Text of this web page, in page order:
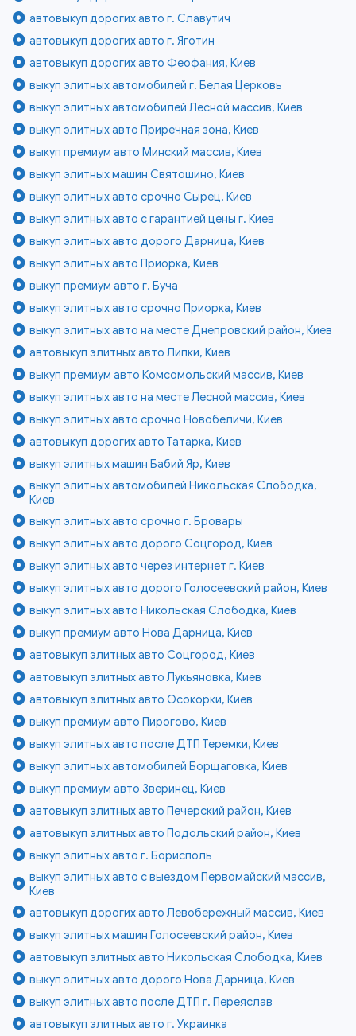
автовыкуп дорогих авто г. Славутич
автовыкуп дорогих авто г. Яготин
автовыкуп дорогих авто Феофания, Киев
выкуп элитных автомобилей г. Белая Церковь
выкуп элитных автомобилей Лесной массив, Киев
выкуп элитных авто Приречная зона, Киев
выкуп премиум авто Минский массив, Киев
выкуп элитных машин Святошино, Киев
выкуп элитных авто срочно Сырец, Киев
выкуп элитных авто с гарантией цены г. Киев
выкуп элитных авто дорого Дарница, Киев
выкуп элитных авто Приорка, Киев
выкуп премиум авто г. Буча
выкуп элитных авто срочно Приорка, Киев
выкуп элитных авто на месте Днепровский район, Киев
автовыкуп элитных авто Липки, Киев
выкуп премиум авто Комсомольский массив, Киев
выкуп элитных авто на месте Лесной массив, Киев
выкуп элитных авто срочно Новобеличи, Киев
автовыкуп дорогих авто Татарка, Киев
выкуп элитных машин Бабий Яр, Киев
выкуп элитных автомобилей Никольская Слободка,
Киев
выкуп элитных авто срочно г. Бровары
выкуп элитных авто дорого Соцгород, Киев
выкуп элитных авто через интернет г. Киев
выкуп элитных авто дорого Голосеевский район, Киев
выкуп элитных авто Никольская Слободка, Киев
выкуп премиум авто Нова Дарница, Киев
автовыкуп элитных авто Соцгород, Киев
автовыкуп элитных авто Лукьяновка, Киев
автовыкуп элитных авто Осокорки, Киев
выкуп премиум авто Пирогово, Киев
выкуп элитных авто после ДТП Теремки, Киев
выкуп элитных автомобилей Борщаговка, Киев
выкуп премиум авто Зверинец, Киев
автовыкуп элитных авто Печерский район, Киев
автовыкуп элитных авто Подольский район, Киев
выкуп элитных авто г. Борисполь
выкуп элитных авто с выездом Первомайский массив,
Киев
автовыкуп дорогих авто Левобережный массив, Киев
выкуп элитных машин Голосеевский район, Киев
автовыкуп элитных авто Никольская Слободка, Киев
выкуп элитных авто дорого Нова Дарница, Киев
выкуп элитных авто после ДТП г. Переяслав
автовыкуп элитных авто г. Украинка